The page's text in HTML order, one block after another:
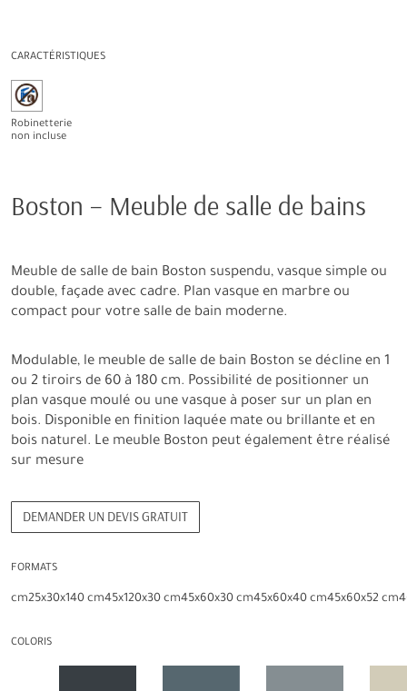
CARACTÉRISTIQUES
Robinetterie
non incluse
Boston – Meuble de salle de bains
Meuble de salle de bain Boston suspendu, vasque simple ou
double, façade avec cadre. Plan vasque en marbre ou
compact pour votre salle de bain moderne.
Modulable, le meuble de salle de bain Boston se décline en 1
ou 2 tiroirs de 60 à 180 cm. Possibilité de positionner un
plan vasque moulé ou une vasque à poser sur un plan en
bois. Disponible en finition laquée mate ou brillante et en
bois naturel. Le meuble Boston peut également être réalisé
sur mesure
DEMANDER UN DEVIS GRATUIT
FORMATS
cm25x30x140 cm45x120x30 cm45x60x30 cm45x60x40 cm45x60x52 cm
COLORIS